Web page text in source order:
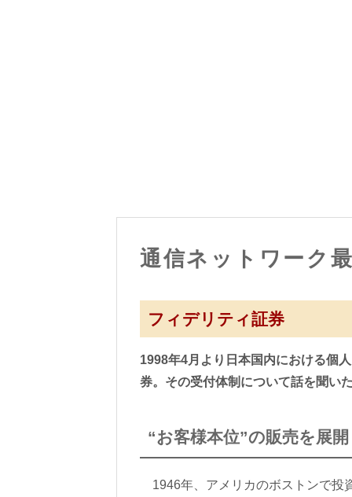
通信ネットワーク
フィデリティ証券
1998年4月より日本国内における個
券。その受付体制について話を聞い
“お客様本位”の販売を展開
1946年、アメリカのボストンで投